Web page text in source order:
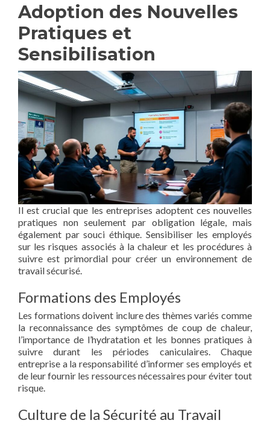
Adoption des Nouvelles
Pratiques et
Sensibilisation
Il est crucial que les entreprises adoptent ces nouvelles
pratiques non seulement par obligation légale, mais
également par souci éthique. Sensibiliser les employés
sur les risques associés à la chaleur et les procédures à
suivre est primordial pour créer un environnement de
travail sécurisé.
Formations des Employés
Les formations doivent inclure des thèmes variés comme
la reconnaissance des symptômes de coup de chaleur,
l’importance de l’hydratation et les bonnes pratiques à
suivre durant les périodes caniculaires. Chaque
entreprise a la responsabilité d’informer ses employés et
de leur fournir les ressources nécessaires pour éviter tout
risque.
Culture de la Sécurité au Travail